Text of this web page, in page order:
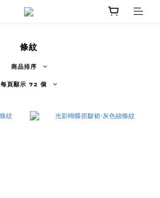
條紋
商品排序
每頁顯示 72 個